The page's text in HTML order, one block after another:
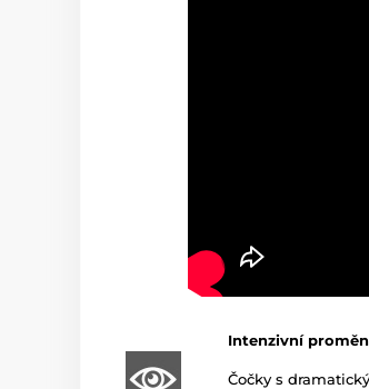
Intenzivní
Čočky s